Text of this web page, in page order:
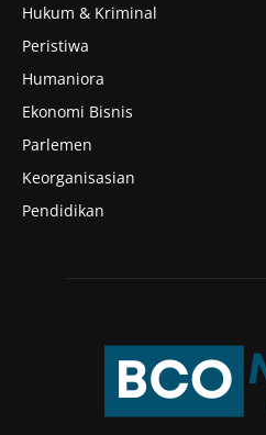
Hukum & Kriminal
Peristiwa
Humaniora
Ekonomi Bisnis
Parlemen
Keorganisasian
Pendidikan